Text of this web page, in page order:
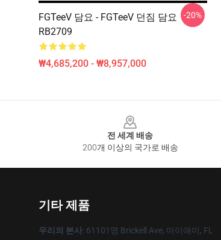
FGTeeV 담요 - FGTeeV 던짐 담요
RB2709
₩4,685,200 - ₩8,957,000
-20%
전 세계 배송
200개 이상의 국가로 배송
기타 제품
우리의 본사: 61101명 Brickell Ave, 마이애미, FL